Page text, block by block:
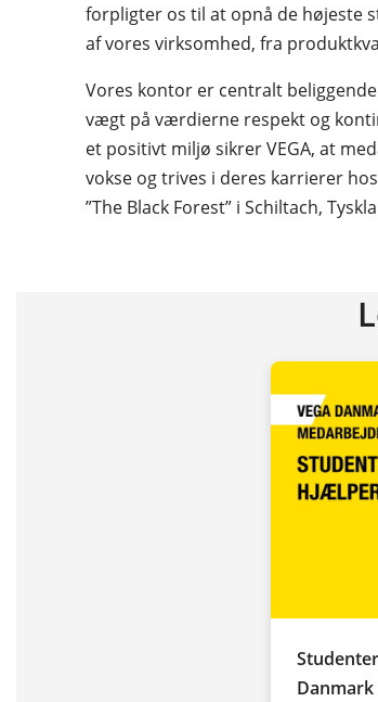
forpligter os til at opnå de højeste
af vores virksomhed, fra
Vores kontor er centralt
vægt på værdierne respekt og
et positivt miljø sikrer VEGA, at
vokse og trives i deres karrierer
”The Black Forest” i Schiltach,
Danmark